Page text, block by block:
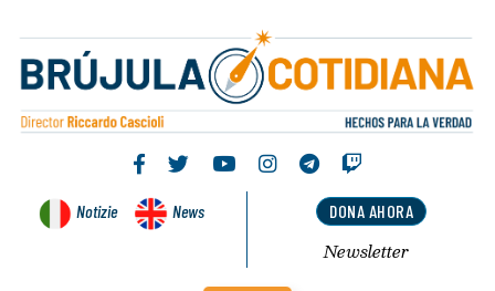
Notizie News DONA AHORA
Newsletter